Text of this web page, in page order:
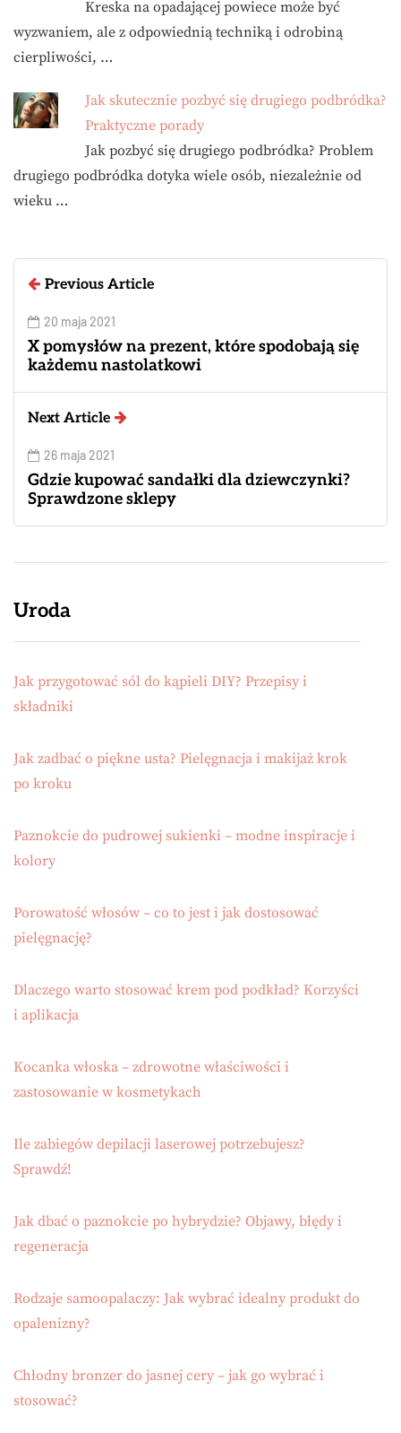
Kreska na opadającej powiece może być
wyzwaniem, ale z odpowiednią techniką i odrobiną
cierpliwości, …
Jak skutecznie pozbyć się drugiego podbródka?
Praktyczne porady
Jak pozbyć się drugiego podbródka? Problem
drugiego podbródka dotyka wiele osób, niezależnie od
wieku …
Previous Article
20 maja 2021
X pomysłów na prezent, które spodobają się
każdemu nastolatkowi
Next Article
26 maja 2021
Gdzie kupować sandałki dla dziewczynki?
Sprawdzone sklepy
Uroda
Jak przygotować sól do kąpieli DIY? Przepisy i
składniki
Jak zadbać o piękne usta? Pielęgnacja i makijaż krok
po kroku
Paznokcie do pudrowej sukienki – modne inspiracje i
kolory
Porowatość włosów – co to jest i jak dostosować
pielęgnację?
Dlaczego warto stosować krem pod podkład? Korzyści
i aplikacja
Kocanka włoska – zdrowotne właściwości i
zastosowanie w kosmetykach
Ile zabiegów depilacji laserowej potrzebujesz?
Sprawdź!
Jak dbać o paznokcie po hybrydzie? Objawy, błędy i
regeneracja
Rodzaje samoopalaczy: Jak wybrać idealny produkt do
opalenizny?
Chłodny bronzer do jasnej cery – jak go wybrać i
stosować?